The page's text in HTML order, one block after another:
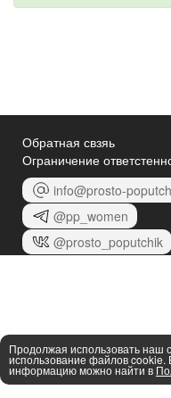
Обратная свзяь
Ограничение
info@prosto-
@pp_women
@prosto_poputchik
Продолжая использовать наш
использование файлов
информацию можно найти в